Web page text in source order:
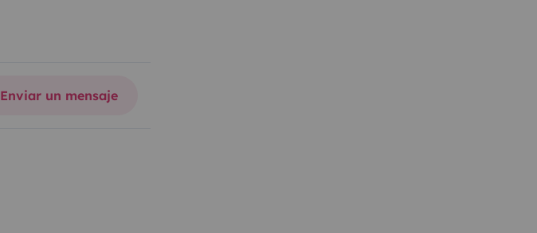
Enviar un mensaje